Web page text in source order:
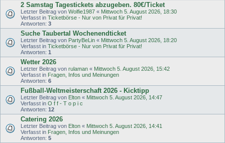
2 Samstag Tagestickets abzugeben. 80€/Ticket
Letzter Beitrag von Wolfie1987 « Mittwoch 5. August 2026, 18:30
Verfasst in Ticketbörse - Nur von Privat für Privat!
Antworten: 3
Suche Taubertal Wochenendticket
Letzter Beitrag von PartyBeLin « Mittwoch 5. August 2026, 18:20
Verfasst in Ticketbörse - Nur von Privat für Privat!
Antworten: 1
Wetter 2026
Letzter Beitrag von rulaman « Mittwoch 5. August 2026, 15:42
Verfasst in Fragen, Infos und Meinungen
Antworten: 6
Fußball-Weltmeisterschaft 2026 - Kicktipp
Letzter Beitrag von Elton « Mittwoch 5. August 2026, 14:47
Verfasst in O f f - T o p i c
Antworten: 12
Catering 2026
Letzter Beitrag von Elton « Mittwoch 5. August 2026, 14:41
Verfasst in Fragen, Infos und Meinungen
Antworten: 5